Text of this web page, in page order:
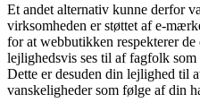
Et andet alternativ kunne derfor
virksomheden er støttet af e-
for at webbutikken respekterer
lejlighedsvis ses til af fagfolk
Dette er desuden din lejlighed til
vanskeligheder som følge af din